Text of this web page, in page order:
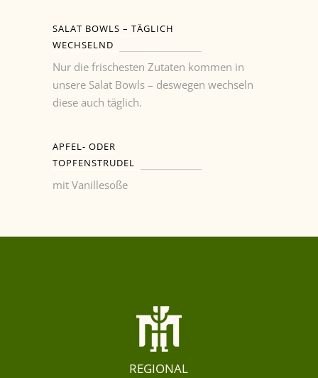
SALAT BOWLS – TÄGLICH
WECHSELND
Nur die frischesten Zutaten kommen in
unsere Salat Bowls – deswegen wechseln
diese auch täglich.
APFEL- ODER
TOPFENSTRUDEL
mit Vanillesoße
REGIONAL